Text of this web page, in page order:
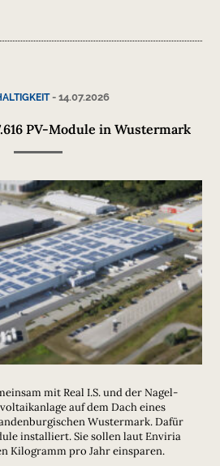
- 14.07.2026
PV-Module in Wustermark
mit Real I.S. und der Nagel-
auf dem Dach eines
Wustermark. Dafür
installiert. Sie sollen laut Enviria
Kilogramm pro Jahr einsparen.